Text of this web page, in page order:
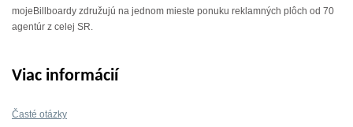
mojeBillboardy združujú na jednom mieste ponuku reklamných plôch od 70
agentúr z celej SR.
Viac informácií
Časté otázky